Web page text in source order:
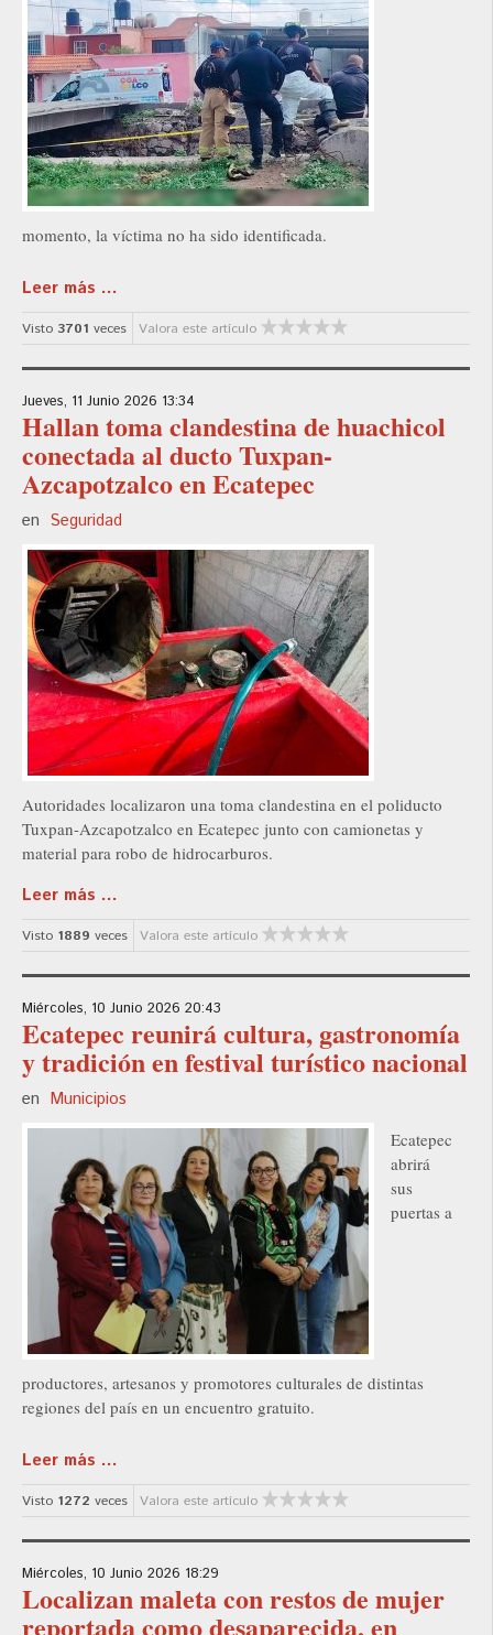
momento, la víctima no ha sido identificada.
Leer más ...
Visto 3701 veces Valora este artículo
Jueves, 11 Junio 2026 13:34
Hallan toma clandestina de huachicol
conectada al ducto Tuxpan-
Azcapotzalco en Ecatepec
en Seguridad
Autoridades localizaron una toma clandestina en el poliducto
Tuxpan-Azcapotzalco en Ecatepec junto con camionetas y
material para robo de hidrocarburos.
Leer más ...
Visto 1889 veces Valora este artículo
Miércoles, 10 Junio 2026 20:43
Ecatepec reunirá cultura, gastronomía
y tradición en festival turístico nacional
en Municipios
Ecatepec
abrirá
sus
puertas a
productores, artesanos y promotores culturales de distintas
regiones del país en un encuentro gratuito.
Leer más ...
Visto 1272 veces Valora este artículo
Miércoles, 10 Junio 2026 18:29
Localizan maleta con restos de mujer
reportada como desaparecida, en